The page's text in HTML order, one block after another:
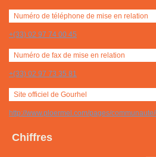
Numéro de téléphone de mise en relation
+(33) 02 97 74 00 45
Numéro de fax de mise en relation
+(33) 02 97 73 35 81
Site officiel de Gourhel
http://www.ploermel.com/pages/
Chiffres